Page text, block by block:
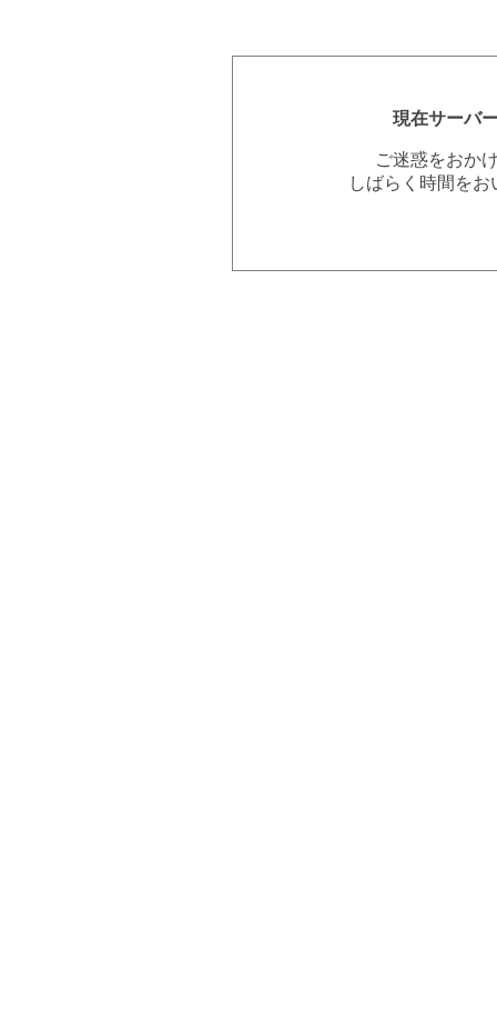
現在サーバ
ご迷惑をおか
しばらく時間を